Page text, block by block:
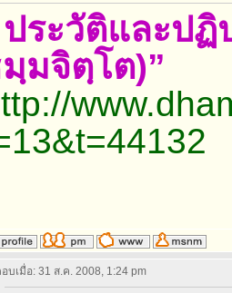
ประวัติและป
มจิตฺโต)”
บเมื่อ: 31 ส.ค. 2008, 1:24 pm